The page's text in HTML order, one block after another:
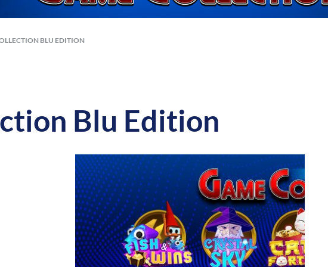
BLU EDITION
Blu Edition